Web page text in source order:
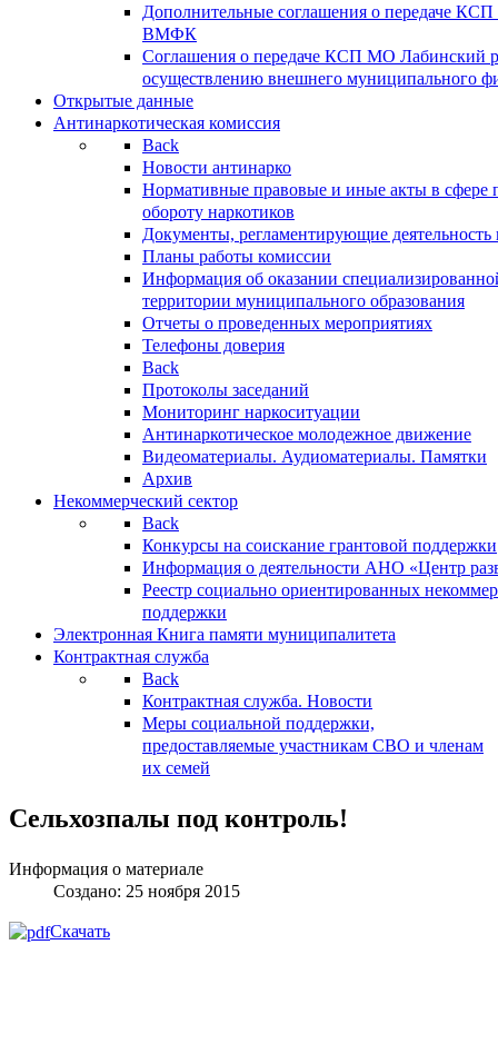
Дополнительные соглашения о передаче
ВМФК
Соглашения о передаче КСП МО Лабинский
осуществлению внешнего муниципального
Открытые данные
Антинаркотическая комиссия
Back
Новости антинарко
Нормативные правовые и иные акты в сфере
обороту наркотиков
Документы, регламентирующие деятельность
Планы работы комиссии
Информация об оказании
территории муниципального образования
Отчеты о проведенных мероприятиях
Телефоны доверия
Back
Протоколы заседаний
Мониторинг наркоситуации
Антинаркотическое молодежное движение
Видеоматериалы. Аудиоматериалы. Памятки
Архив
Некоммерческий сектор
Back
Конкурсы на соискание грантовой поддержки
Информация о деятельности АНО «Центр
Реестр социально ориентированных
поддержки
Электронная Книга памяти муниципалитета
Контрактная служба
Back
Контрактная служба. Новости
Меры социальной поддержки,
предоставляемые участникам СВО и членам
их семей
Сельхозпалы под контроль!
Информация о материале
Создано: 25 ноября 2015
Скачать